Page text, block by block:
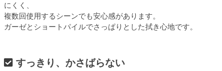
にくく、
複数回使用するシーンでも安心感があります。
ガーゼとショートパイルでさっぱりとした拭き心地です。
すっきり、かさばらない